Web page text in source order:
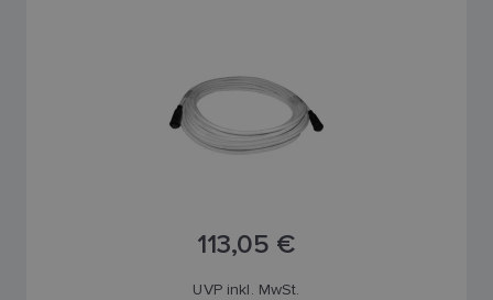
113,05 €
UVP inkl. MwSt.